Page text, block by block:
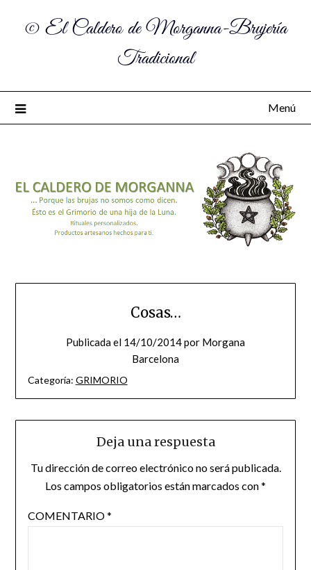
© El Caldero de Morganna-Brujería
Tradicional
Menú
Cosas…
Publicada el 14/10/2014por Morgana
Barcelona
Categoría: GRIMORIO
Deja una respuesta
Tu dirección de correo electrónico no será publicada.
Los campos obligatorios están marcados con*
COMENTARIO*